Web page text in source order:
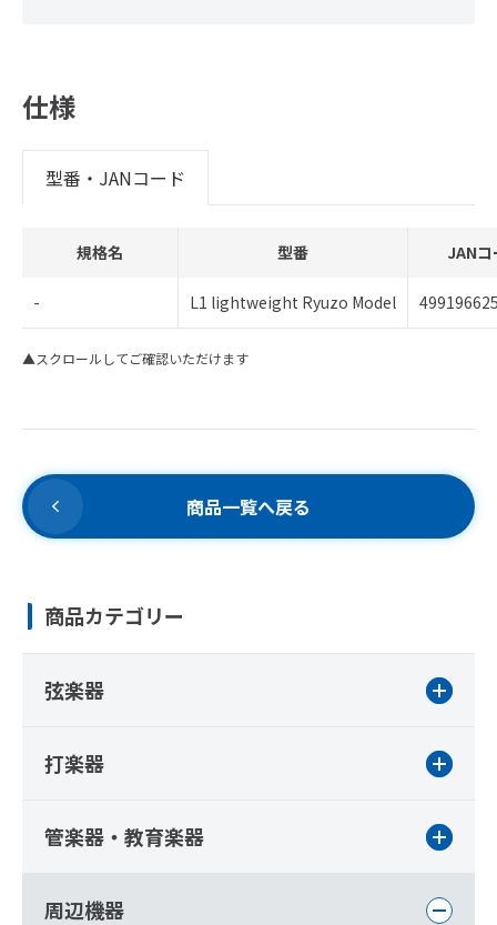
仕様
型番・JANコード
規格名 型番 JANコ
- L1 lightweight Ryuzo Model
▲スクロールしてご確認いただけます
商品一覧へ戻る
商品カテゴリー
弦楽器
打楽器
管楽器・教育楽器
周辺機器